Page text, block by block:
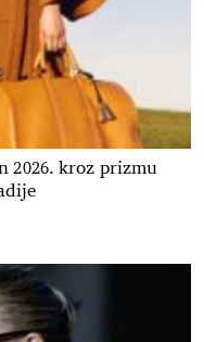
2026. kroz prizmu